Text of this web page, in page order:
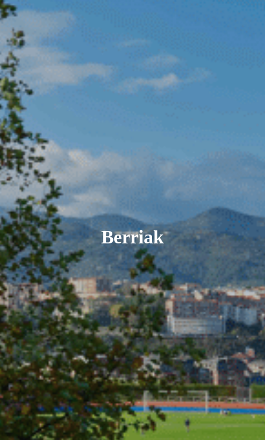
Berriak